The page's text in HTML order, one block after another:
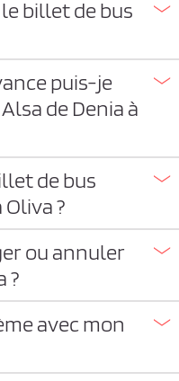
billet de bus
puis-je
de Denia à
de bus
?
ou annuler
?
avec mon